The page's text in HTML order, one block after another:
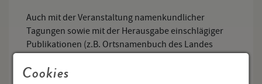
Auch mit der Veranstaltung namenkundlicher
Tagungen sowie mit der Herausgabe einschlägiger
Publikationen (z.B. Ortsnamenbuch des Landes
in Oberösterreich) wird wissenschaftliche
Cookies